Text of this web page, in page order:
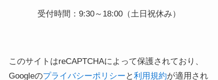
受付時間：9:30～18:00（土日祝休み）
このサイトはreCAPTCHAによって保護されており、
Googleのプライバシーポリシー と利用規約が適用され